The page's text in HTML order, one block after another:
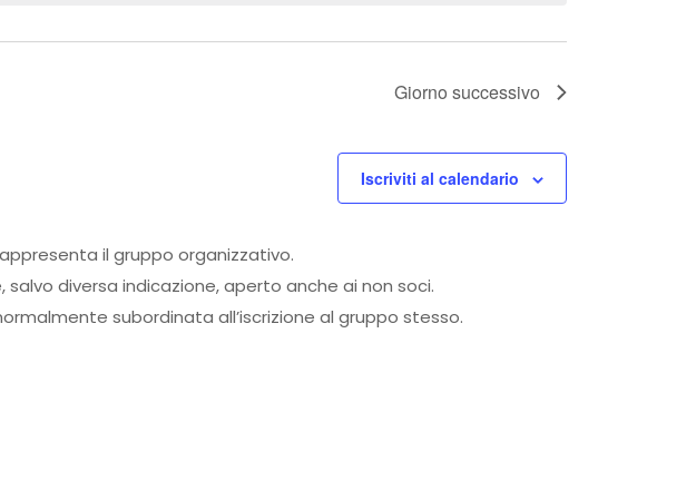
Giorno successivo
Iscriviti al calendario
il gruppo organizzativo.
diversa indicazione, aperto anche ai non soci.
subordinata all’iscrizione al gruppo stesso.